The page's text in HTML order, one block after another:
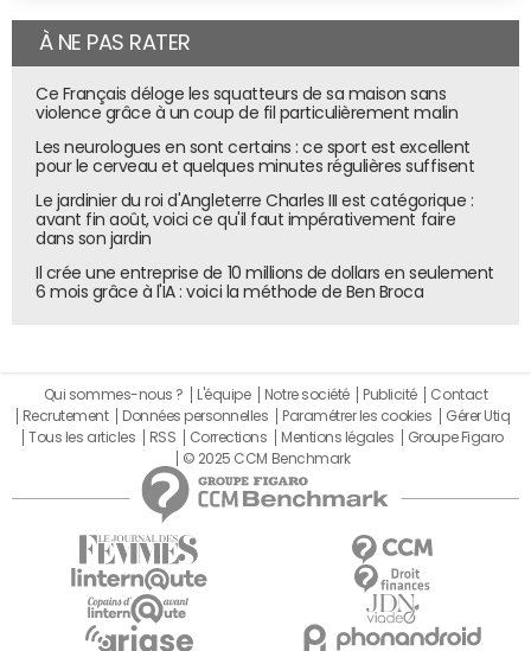
À NE PAS RATER
Ce Français déloge les squatteurs de sa maison sans
violence grâce à un coup de fil particulièrement malin
Les neurologues en sont certains : ce sport est excellent
pour le cerveau et quelques minutes régulières suffisent
Le jardinier du roi d'Angleterre Charles III est catégorique :
avant fin août, voici ce qu'il faut impérativement faire
dans son jardin
Il crée une entreprise de 10 millions de dollars en seulement
6 mois grâce à l'IA : voici la méthode de Ben Broca
Qui sommes-nous ? L'équipe Notre société Publicité
Contact
Recrutement
Données personnelles Paramétrer les cookies
Gérer Utiq
Tous les articles
RSS Corrections Mentions légales
Groupe Figaro
© 2025 CCM Benchmark